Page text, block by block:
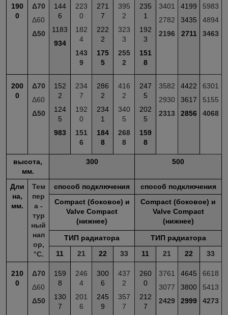
190
0
Δ70
Δ60
Δ50
144
6
1183
934
223
0
182
4
143
9
271
7
222
2
175
5
395
2
323
3
255
2
235
1
192
3
151
8
3401
2782
2196
4199
3435
2711
5983
4894
3463
200
0
Δ70
Δ60
Δ50
152
2
124
5
983
234
7
192
0
151
6
286
2
234
1
184
8
416
2
340
5
268
8
247
5
202
5
159
8
3582
2930
2313
4422
3617
2856
6301
5155
4068
высота,
мм.
300 500
Дли
на,
мм.
Тем
пер
а -
тур
ный
нап
ор,
°С.
способ подключения
способ подключения
Compact (боковое) и
Valve Compact
(нижнее)
Compact (боковое) и
Valve Compact
(нижнее)
ТИП радиатора
ТИП радиатора
11
21 22 33 11 21 22 33
210
0
Δ70
Δ60
Δ50
159
8
130
7
246
4
201
6
300
6
245
9
437
2
357
7
260
0
212
7
3761
3077
2429
4645
3800
2999
6618
5413
4273